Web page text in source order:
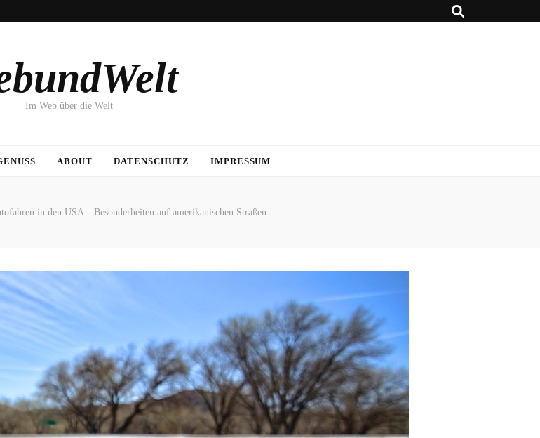
Im Web über die Welt
ABOUT DATENSCHUTZ IMPRESSUM
in den USA – Besonderheiten auf amerikanischen Straßen